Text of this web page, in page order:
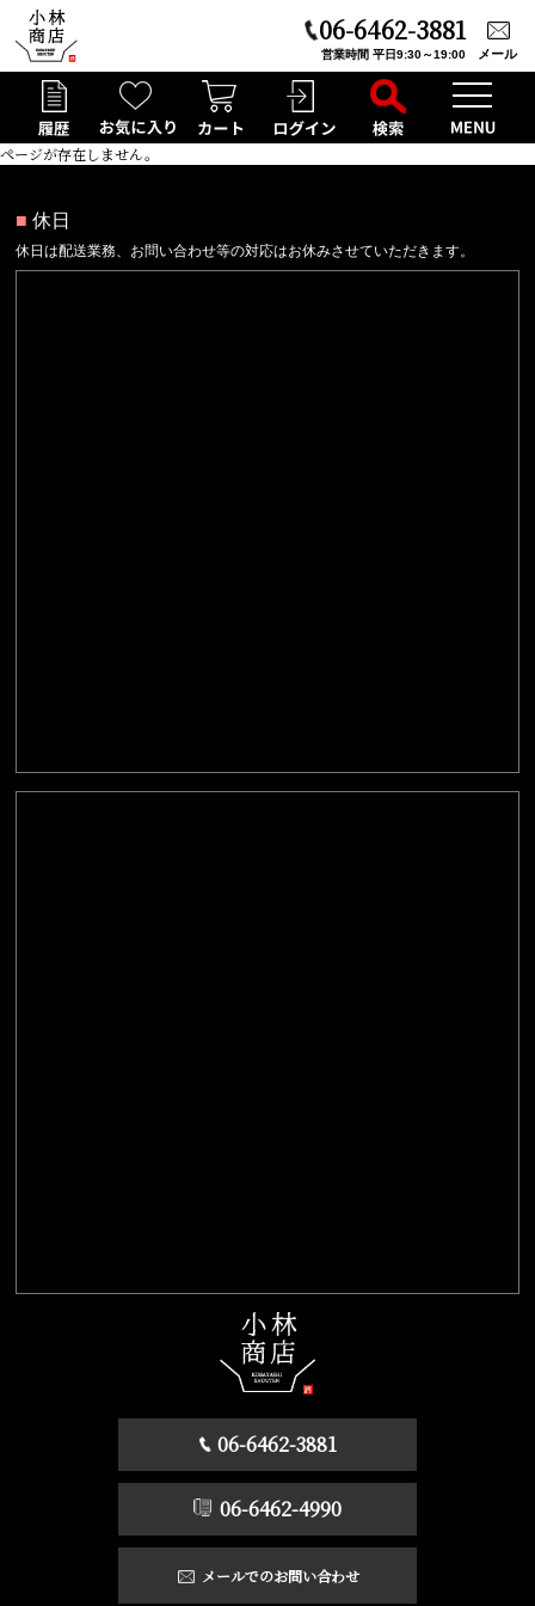
メール
06-6462-3881
営業時間 平日9:30～19:00
ページが存在しません。
■ 休日
休日は配送業務、お問い合わせ等の対応はお休みさせていただきます。
06-6462-3881
06-6462-4990
メールでのお問い合わせ